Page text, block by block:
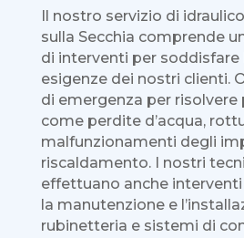
Il nostro servizio di
sulla Secchia comprende
di interventi per soddisfare
esigenze dei nostri clienti.
di emergenza per
come perdite d’acqua,
malfunzionamenti degli
riscaldamento. I nostri
effettuano anche
la manutenzione e
rubinetteria e sistemi di